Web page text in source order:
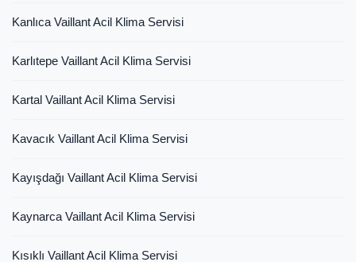
Kanlıca Vaillant Acil Klima Servisi
Karlıtepe Vaillant Acil Klima Servisi
Kartal Vaillant Acil Klima Servisi
Kavacık Vaillant Acil Klima Servisi
Kayışdağı Vaillant Acil Klima Servisi
Kaynarca Vaillant Acil Klima Servisi
Kısıklı Vaillant Acil Klima Servisi